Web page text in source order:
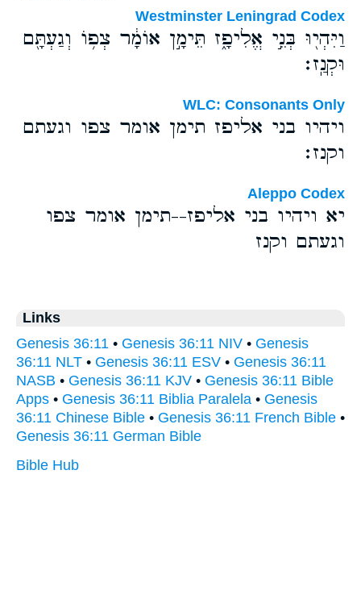
Westminster Leningrad Codex
וַיִּהְי֖וּ בְּנֵ֣י אֱלִיפָ֑ז תֵּימָ֣ן אוֹמָ֔ר צְפ֥וֹ וְגַעְתָּ֖ם
וּקְנַֽז׃
WLC: Consonants Only
ויהיו בני אליפז תימן אומר צפו וגעתם
וקנז׃
Aleppo Codex
יא ויהיו בני אליפז--תימן אומר צפו
וגעתם וקנז
Links
Genesis 36:11 • Genesis 36:11 NIV • Genesis
36:11 NLT • Genesis 36:11 ESV • Genesis 36:11
NASB • Genesis 36:11 KJV • Genesis 36:11 Bible
Apps • Genesis 36:11 Biblia Paralela • Genesis
36:11 Chinese Bible • Genesis 36:11 French Bible •
Genesis 36:11 German Bible
Bible Hub